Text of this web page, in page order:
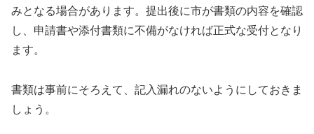
みとなる場合があります。提出後に市が書類の内容を確認
し、申請書や添付書類に不備がなければ正式な受付となり
ます。
書類は事前にそろえて、記入漏れのないようにしておきま
しょう。